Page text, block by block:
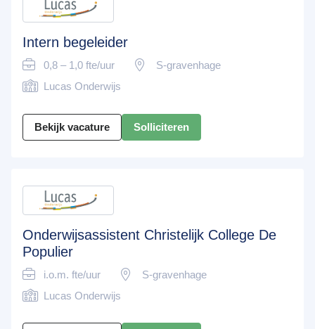
Intern begeleider
0,8 – 1,0 fte/uur
S-gravenhage
Lucas Onderwijs
Bekijk vacature Solliciteren
Onderwijsassistent Christelijk College De
Populier
i.o.m. fte/uur
S-gravenhage
Lucas Onderwijs